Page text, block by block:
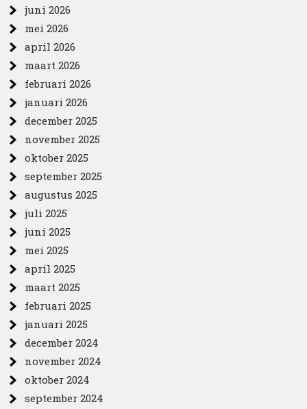
juni 2026
mei 2026
april 2026
maart 2026
februari 2026
januari 2026
december 2025
november 2025
oktober 2025
september 2025
augustus 2025
juli 2025
juni 2025
mei 2025
april 2025
maart 2025
februari 2025
januari 2025
december 2024
november 2024
oktober 2024
september 2024